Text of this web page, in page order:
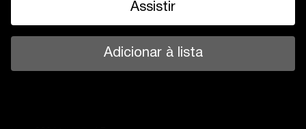
Assistir
Adicionar à lista